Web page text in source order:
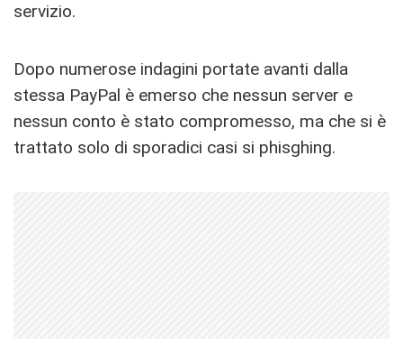
servizio.
Dopo numerose indagini portate avanti dalla
stessa PayPal è emerso che nessun server e
nessun conto è stato compromesso, ma che si è
trattato solo di sporadici casi si phisghing.